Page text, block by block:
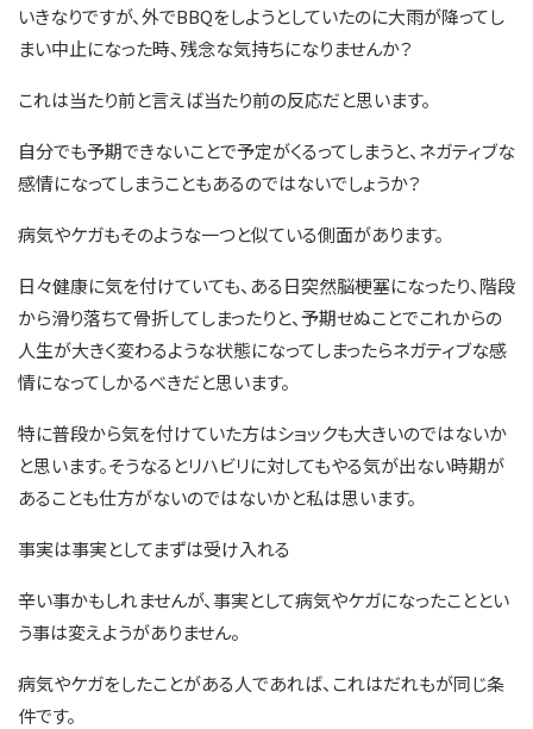
いきなりですが、外でBBQをしようとしていたのに大雨が降ってし
まい中止になった時、残念な気持ちになりませんか？
これは当たり前と言えば当たり前の反応だと思います。
自分でも予期できないことで予定がくるってしまうと、ネガティブな
感情になってしまうこともあるのではないでしょうか？
病気やケガもそのような一つと似ている側面があります。
日々健康に気を付けていても、ある日突然脳梗塞になったり、階段
から滑り落ちて骨折してしまったりと、予期せぬことでこれからの
人生が大きく変わるような状態になってしまったらネガティブな感
情になってしかるべきだと思います。
特に普段から気を付けていた方はショックも大きいのではないか
と思います。そうなるとリハビリに対してもやる気が出ない時期が
あることも仕方がないのではないかと私は思います。
事実は事実としてまずは受け入れる
辛い事かもしれませんが、事実として病気やケガになったこととい
う事は変えようがありません。
病気やケガをしたことがある人であれば、これはだれもが同じ条
件です。